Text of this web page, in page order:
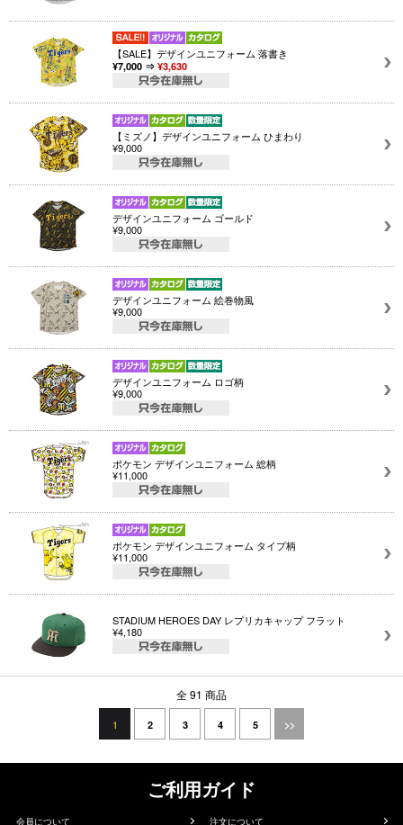
【SALE】デザインユニフォーム 落書き
¥7,000 ⇒ ¥3,630
【ミズノ】デザインユニフォーム ひまわり
¥9,000
デザインユニフォーム ゴールド
¥9,000
デザインユニフォーム 絵巻物風
¥9,000
デザインユニフォーム ロゴ柄
¥9,000
ポケモン デザインユニフォーム 総柄
¥11,000
ポケモン デザインユニフォーム タイプ柄
¥11,000
STADIUM HEROES DAY レプリカキャップ フラット
¥4,180
全 91 商品
1 2 3 4 5 >>
ご利用ガイド
会員について 注文について